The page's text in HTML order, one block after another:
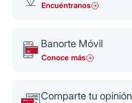
Encuéntranos
Banorte Móvil
Conoce más
Comparte tu opinión